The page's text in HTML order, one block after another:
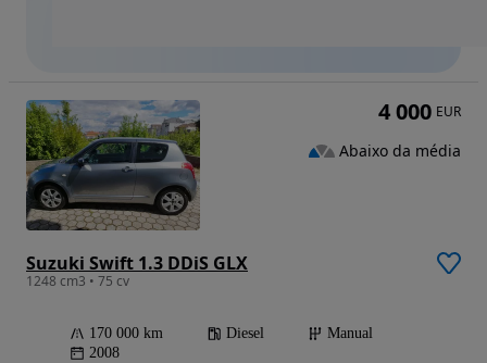
Suzuki Swift 1.3 DDiS GLX
1248 cm3 • 75 cv
170 000 km Diesel
Manual
2008
4 000 EUR
Abaixo da média